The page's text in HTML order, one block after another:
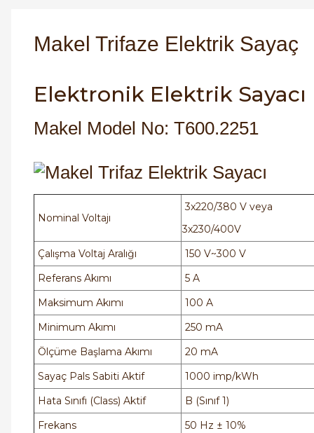
Makel Trifaze Elektrik Sayaç
Elektronik Elektrik Sayacı
Makel Model No: T600.2251
Nominal Voltajı
3x220/380 V veya
3x230/400V
Çalışma Voltaj Aralığı
150 V~300 V
Referans Akımı
5 A
Maksimum Akımı
100 A
Minimum Akımı
250 mA
Ölçüme Başlama Akımı
20 mA
Sayaç Pals Sabiti Aktif
1000 imp/kWh
Hata Sınıfı (Class) Aktif
B (Sınıf 1)
Frekans
50 Hz ± 10%